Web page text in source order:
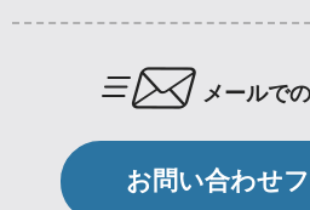
メールで
お問い合わせ